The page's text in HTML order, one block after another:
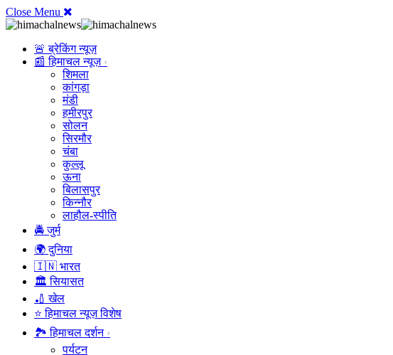
Close Menu
🚨 ब्रेकिंग न्यूज़
📰 हिमाचल न्यूज़
शिमला
कांगड़ा
मंडी
हमीरपुर
सोलन
सिरमौर
चंबा
कुल्लू
ऊना
बिलासपुर
किन्नौर
लाहौल-स्पीति
🚔 जुर्म
🌍 दुनिया
🇮🇳 भारत
🏛️ सियासत
🏏 खेल
⭐ हिमाचल न्यूज़ विशेष
🏞️ हिमाचल दर्शन
पर्यटन